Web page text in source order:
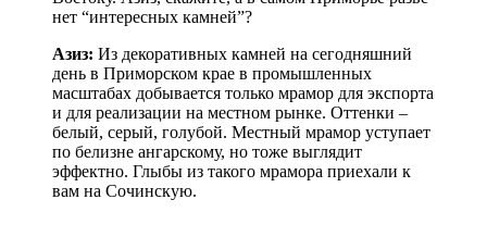
нет “интересных камней”?
Азиз: Из декоративных камней на сегодняшний
день в Приморском крае в промышленных
масштабах добывается только мрамор для экспорта
и для реализации на местном рынке. Оттенки –
белый, серый, голубой. Местный мрамор уступает
по белизне ангарскому, но тоже выглядит
эффектно. Глыбы из такого мрамора приехали к
вам на Сочинскую.